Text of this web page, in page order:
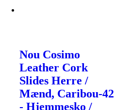
Nou Cosimo
Leather Cork
Slides Herre /
Mænd, Caribou-42
- Hjemmesko /